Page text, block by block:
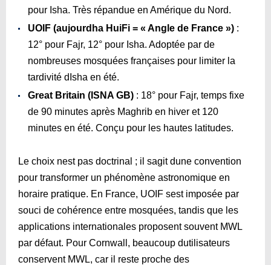
pour Isha. Très répandue en Amérique du Nord.
UOIF (aujourdha HuiFi = « Angle de France ») :
12° pour Fajr, 12° pour Isha. Adoptée par de
nombreuses mosquées françaises pour limiter la
tardivité dIsha en été.
Great Britain (ISNA GB) : 18° pour Fajr, temps fixe
de 90 minutes après Maghrib en hiver et 120
minutes en été. Conçu pour les hautes latitudes.
Le choix nest pas doctrinal ; il sagit dune convention
pour transformer un phénomène astronomique en
horaire pratique. En France, UOIF sest imposée par
souci de cohérence entre mosquées, tandis que les
applications internationales proposent souvent MWL
par défaut. Pour Cornwall, beaucoup dutilisateurs
conservent MWL, car il reste proche des